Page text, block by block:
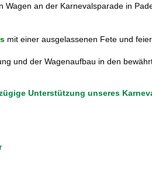
Wagen an der Karnevalsparade in
mit einer ausgelassenen Fete und
und der Wagenaufbau in den
Unterstützung unseres